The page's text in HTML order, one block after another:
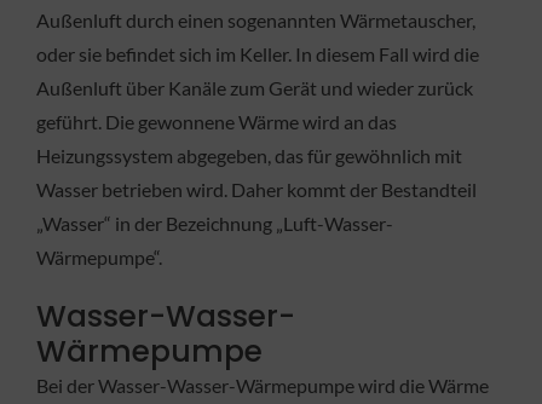
Außenluft durch einen sogenannten Wärmetauscher,
oder sie befindet sich im Keller. In diesem Fall wird die
Außenluft über Kanäle zum Gerät und wieder zurück
geführt. Die gewonnene Wärme wird an das
Heizungssystem abgegeben, das für gewöhnlich mit
Wasser betrieben wird. Daher kommt der Bestandteil
„Wasser“ in der Bezeichnung „Luft-Wasser-
Wärmepumpe“.
Wasser-Wasser-
Wärmepumpe
Bei der Wasser-Wasser-Wärmepumpe wird die Wärme